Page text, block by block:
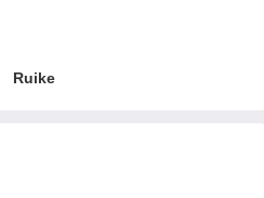
Ruike